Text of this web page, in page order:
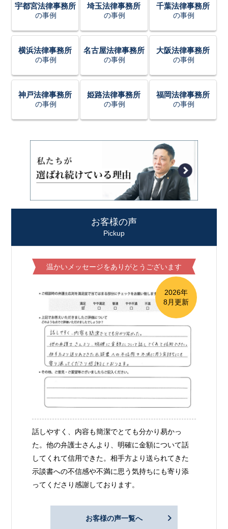
宇都宮法律事務所
の事例
埼玉法律事務所
の事例
千葉法律事務所
の事例
横浜法律事務所
の事例
名古屋法律事務所
の事例
大阪法律事務所
の事例
神戸法律事務所
の事例
姫路法律事務所
の事例
福岡法律事務所
の事例
お客様の声
Pickup
温かいメッセージをありがとうございます
2026年
8月更新
話しやすく、内容も簡潔でとても分かり易かっ
た。他の弁護士さんより、明確に金額について話
してくれて信用できた。相手方より送られてきた
示談書への不信感や不満に思う気持ちにも寄り添
ってくださり感謝しております。
お客様の声一覧へ